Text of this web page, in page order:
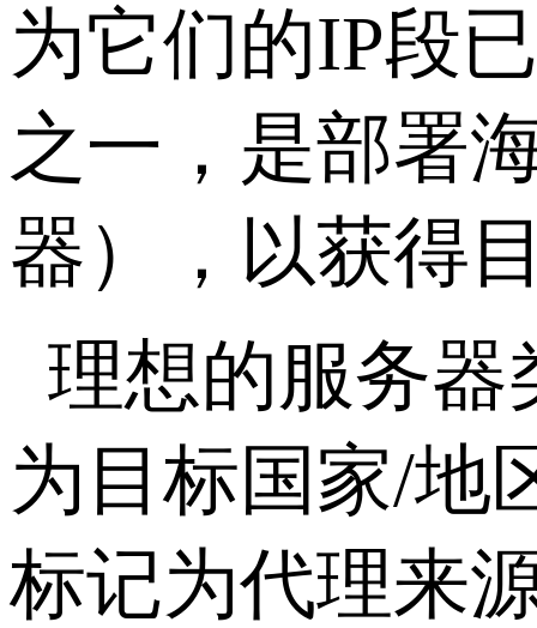
为它们的IP段
之一，是部署
器），以获得
理想的服务器
为目标国家/地
标记为代理来